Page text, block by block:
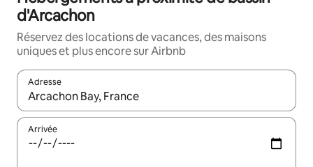
d'Arcachon
Réservez des locations de vacances, des maisons
uniques et plus encore sur Airbnb
Adresse
Lorsque les résultats s'affichent, utilisez les flèches vers le
Arrivée